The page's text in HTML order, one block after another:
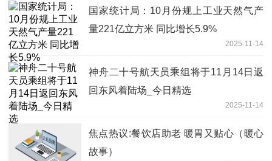
国家统计局：10月份规上工业天然气产
量221亿立方米 同比增长5.9%
2025-11-14
神舟二十号航天员乘组将于11月14日返
回东风着陆场_今日精选
2025-11-14
焦点热议:餐饮店助老 暖胃又贴心（暖心
故事）